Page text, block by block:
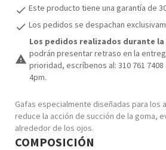
Gafas especialmente diseñadas para los
reduce la acción de succión de la goma,
alrededor de los ojos.
check Este producto tiene una garantía de
check Los pedidos se despachan
warning
Los pedidos realizados durante la
podrán presentar retraso en la
prioridad, escríbenos al: 310 761
4pm.
COMPOSICIÓN